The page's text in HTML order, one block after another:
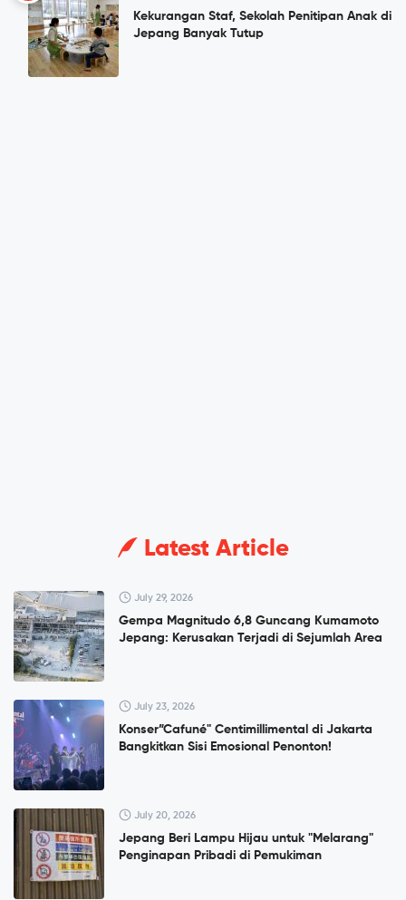
Kekurangan Staf, Sekolah Penitipan Anak di
Jepang Banyak Tutup
Latest Article
July 29, 2026
Gempa Magnitudo 6,8 Guncang Kumamoto
Jepang: Kerusakan Terjadi di Sejumlah Area
July 23, 2026
Konser”Cafuné" Centimillimental di Jakarta
Bangkitkan Sisi Emosional Penonton!
July 20, 2026
Jepang Beri Lampu Hijau untuk "Melarang"
Penginapan Pribadi di Pemukiman